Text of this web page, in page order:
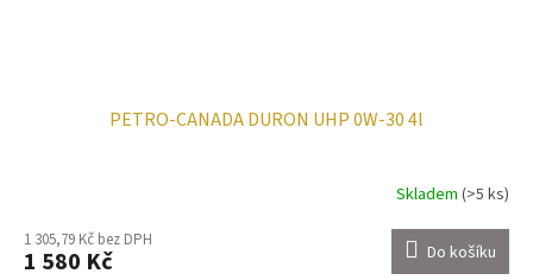
PETRO-CANADA DURON UHP 0W-30 4l
Skladem (>5 ks)
1 305,79 Kč bez DPH
1 580 Kč Do košíku